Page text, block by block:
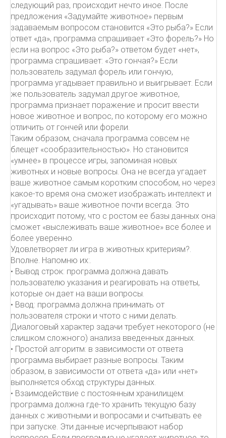
следующий раз, происходит нечто иное. После
предложения «Задумайте животное» первым
задаваемым вопросом становится «Это рыба?» Если
ответ «да», программа спрашивает «Это форель?» Но
если на вопрос «Это рыба?» ответом будет «нет»,
программа спрашивает: «Это гончая?» Если
пользователь задумал форель или гончую,
программа угадывает правильно и выигрывает. Если
же пользователь задумал другое животное,
программа признает поражение и просит ввести
новое животное и вопрос, по которому его можно
отличить от гончей или форели.
Таким образом, сначала программа совсем не
блещет «сообразительностью». Но становится
«умнее» в процессе игры, запоминая новых
животных и новые вопросы. Она не всегда угадает
ваше животное самым коротким способом, но через
какое-то время она сможет изображать интеллект и
«угадывать» ваше животное почти всегда. Это
происходит потому, что с ростом ее базы данных она
сможет «выслеживать ваше животное» все более и
более уверенно.
Удовлетворяет ли игра в животных критериям?.
Вполне. Напомню их:.
• Вывод строк: программа должна давать
пользователю указания и реагировать на ответы,
которые он дает на ваши вопросы.
• Ввод: программа должна принимать от
пользователя строки и чтото с ними делать.
Диалоговый характер задачи требует некоторого (не
слишком сложного) анализа введенных данных.
• Простой алгоритм: в зависимости от ответа
программа выбирает разные вопросы. Таким
образом, в зависимости от ответа «да» или «нет»
выполняется обход структуры данных.
• Взаимодействие с постоянным хранилищем:
программа должна где-то хранить текущую базу
данных с животными и вопросами и считывать ее
при запуске. Эти данные исчерпывают набор